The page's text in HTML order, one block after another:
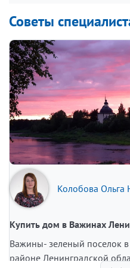
Советы
Колобова Ольга
Купить дом в Важинах
Важины- зеленый поселок
районе Ленинградской